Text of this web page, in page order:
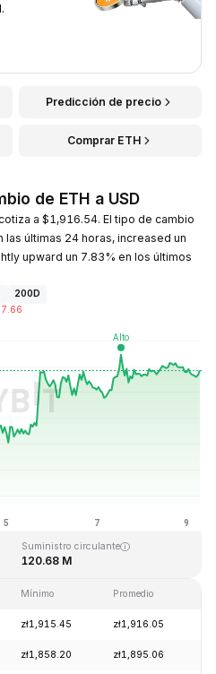
Predicción de precio
Comprar ETH
de ETH a USD
a $1,916.54. El tipo de cambio
las últimas 24 horas, increased un
upward un 7.83% en los últimos
200D
GMT+0
Suministro circulante
120.68 M
Mínimo Promedio
zł1,915.45 zł1,916.05
zł1,858.20 zł1,895.06